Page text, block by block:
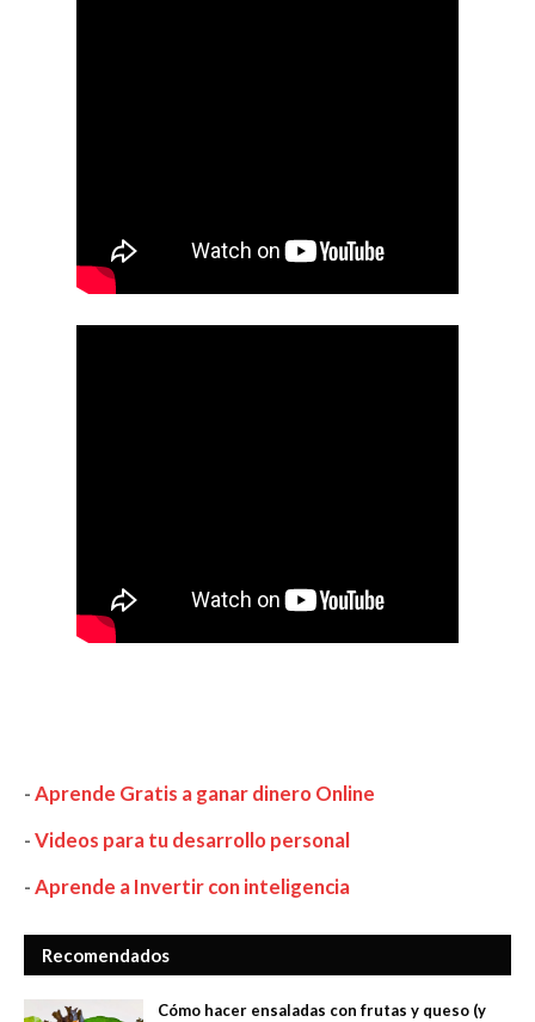
-Aprende Gratis a ganar dinero Online
-Videos para tu desarrollo personal
-Aprende a Invertir con inteligencia
Recomendados
Cómo hacer ensaladas con frutas y queso (y